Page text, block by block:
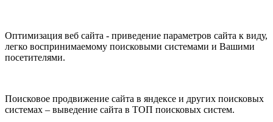
Оптимизация веб сайта - приведение параметров сайта к виду,
легко воспринимаемому поисковыми системами и Вашими
посетителями.
Поисковое продвижение сайта в яндексе и других поисковых
системах – выведение сайта в ТОП поисковых систем.